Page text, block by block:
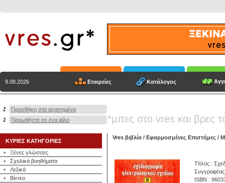
9.08.2026 Εταιρείες Κατάλογος
Προσθήκη στα αγαπημένα
Προωθήστε σε ένα φίλο
*μπες στο vres και βρες
ΚΥΡΙΕΣ ΚΑΤΗΓΟΡΙΕΣ
+
Ξένες γλώσσες
+
Σχολικά βοηθήματα
+
Λεξικά
+
Βίντεο
Vres βιβλία / Εφαρμοσμένες Επιστήμες /
Τίτλος :
ISBN :